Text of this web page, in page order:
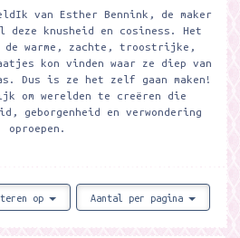
van Esther Bennink, de maker
knusheid en cosiness. Het
de warme, zachte, troostrijke,
kon vinden waar ze diep van
Dus is ze het zelf gaan maken!
om werelden te creëren die
geborgenheid en verwondering
oproepen.
op Aantal per pagina